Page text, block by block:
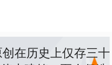
在历史上仅存三十